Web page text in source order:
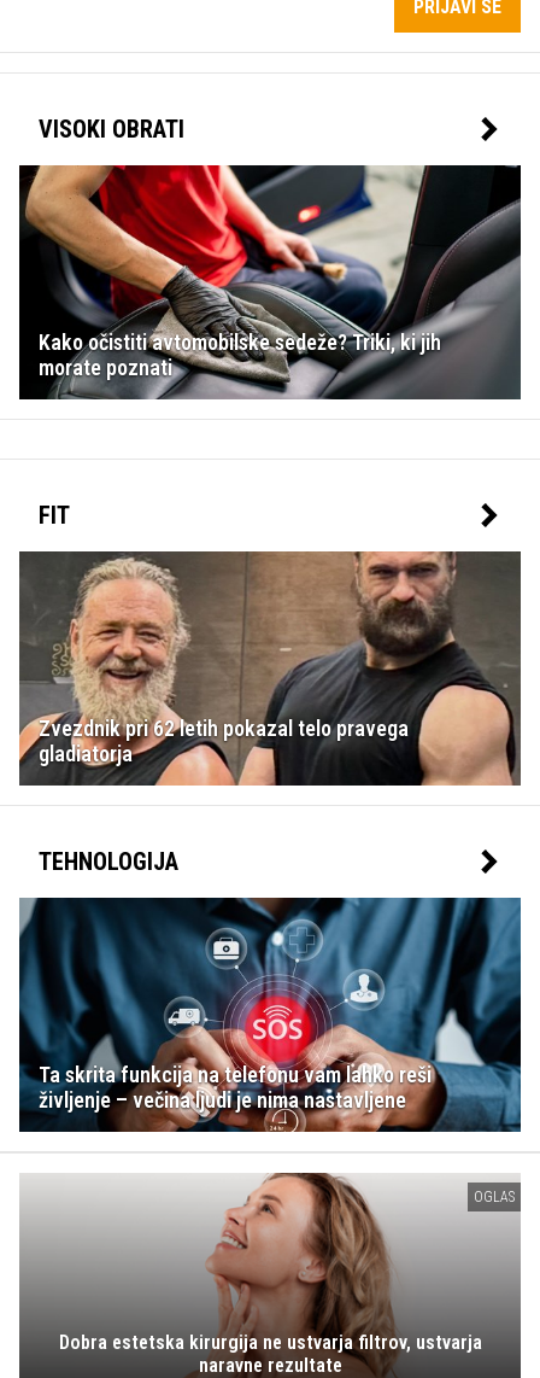
PRIJAVI SE
VISOKI OBRATI
Kako očistiti avtomobilske sedeže? Triki, ki jih
morate poznati
FIT
Zvezdnik pri 62 letih pokazal telo pravega
gladiatorja
TEHNOLOGIJA
Ta skrita funkcija na telefonu vam lahko reši
življenje – večina ljudi je nima nastavljene
OGLAS
Dobra estetska kirurgija ne ustvarja filtrov, ustvarja
naravne rezultate